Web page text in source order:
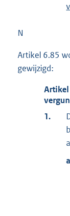
N
Artikel 6.85
gewijzigd:
Artikel
1.